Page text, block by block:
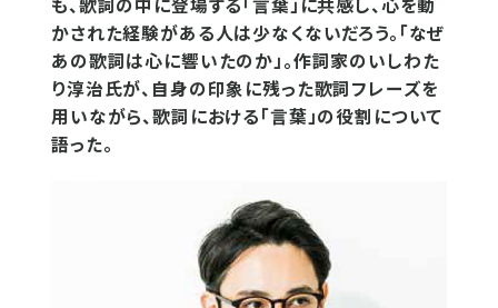
かされた経験がある人は少なくないだろう。「なぜ
あの歌詞は心に響いたのか」。作詞家のいしわた
り淳治氏が、自身の印象に残った歌詞フレーズを
用いながら、歌詞における「言葉」の役割について
語った。